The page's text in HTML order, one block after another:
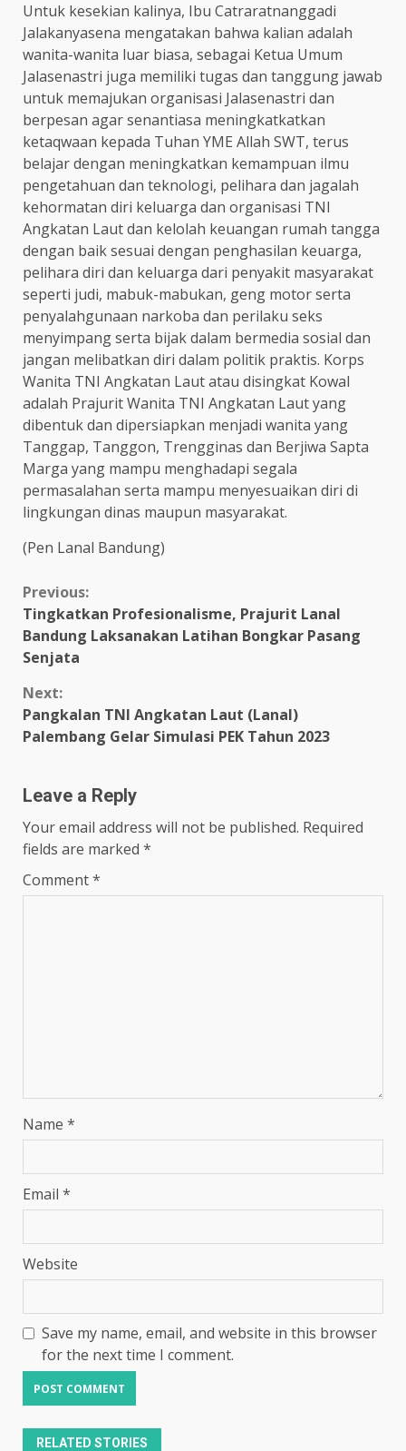
Untuk kesekian kalinya, Ibu Catraratnanggadi
Jalakanyasena mengatakan bahwa kalian adalah
wanita-wanita luar biasa, sebagai Ketua Umum
Jalasenastri juga memiliki tugas dan tanggung jawab
untuk memajukan organisasi Jalasenastri dan
berpesan agar senantiasa meningkatkatkan
ketaqwaan kepada Tuhan YME Allah SWT, terus
belajar dengan meningkatkan kemampuan ilmu
pengetahuan dan teknologi, pelihara dan jagalah
kehormatan diri keluarga dan organisasi TNI
Angkatan Laut dan kelolah keuangan rumah tangga
dengan baik sesuai dengan penghasilan keuarga,
pelihara diri dan keluarga dari penyakit masyarakat
seperti judi, mabuk-mabukan, geng motor serta
penyalahgunaan narkoba dan perilaku seks
menyimpang serta bijak dalam bermedia sosial dan
jangan melibatkan diri dalam politik praktis. Korps
Wanita TNI Angkatan Laut atau disingkat Kowal
adalah Prajurit Wanita TNI Angkatan Laut yang
dibentuk dan dipersiapkan menjadi wanita yang
Tanggap, Tanggon, Trengginas dan Berjiwa Sapta
Marga yang mampu menghadapi segala
permasalahan serta mampu menyesuaikan diri di
lingkungan dinas maupun masyarakat.
(Pen Lanal Bandung)
Continue
Reading
Previous:
Tingkatkan Profesionalisme, Prajurit Lanal
Bandung Laksanakan Latihan Bongkar Pasang
Senjata
Next:
Pangkalan TNI Angkatan Laut (Lanal)
Palembang Gelar Simulasi PEK Tahun 2023
Leave a Reply
Your email address will not be published. Required
fields are marked *
Comment*
Name *
Email *
Website
Save my name, email, and website in this browser
for the next time I comment.
RELATED STORIES